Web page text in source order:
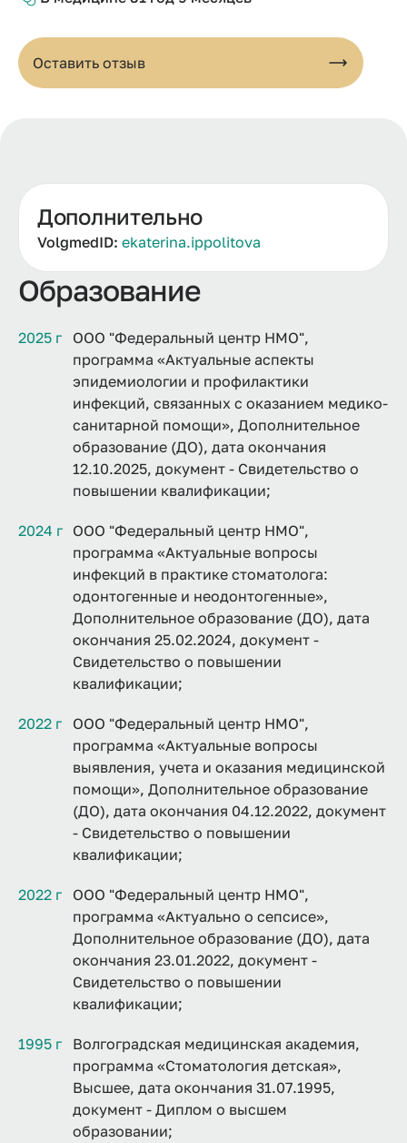
Оставить отзыв
Образование
2025 г
ООО "Федеральный центр НМО",
программа «Актуальные аспекты
эпидемиологии и профилактики
инфекций, связанных с оказанием медико-
санитарной помощи», Дополнительное
образование (ДО), дата окончания
12.10.2025, документ - Свидетельство о
повышении квалификации;
2024 г ООО "Федеральный центр НМО",
программа «Актуальные вопросы
инфекций в практике стоматолога:
одонтогенные и неодонтогенные»,
Дополнительное образование (ДО), дата
окончания 25.02.2024, документ -
Свидетельство о повышении
квалификации;
2022 г
ООО "Федеральный центр НМО",
программа «Актуальные вопросы
выявления, учета и оказания медицинской
помощи», Дополнительное образование
(ДО), дата окончания 04.12.2022, документ
- Свидетельство о повышении
квалификации;
2022 г
ООО "Федеральный центр НМО",
программа «Актуально о сепсисе»,
Дополнительное образование (ДО), дата
окончания 23.01.2022, документ -
Свидетельство о повышении
квалификации;
1995 г
Волгоградская медицинская академия,
программа «Стоматология детская»,
Высшее, дата окончания 31.07.1995,
документ - Диплом о высшем
образовании;
Дополнительно
VolgmedID: ekaterina.ippolitova